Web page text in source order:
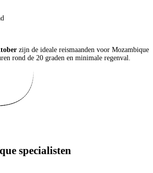
zijn de ideale reismaanden voor Mozambique
rond de 20 graden en minimale regenval.
specialisten